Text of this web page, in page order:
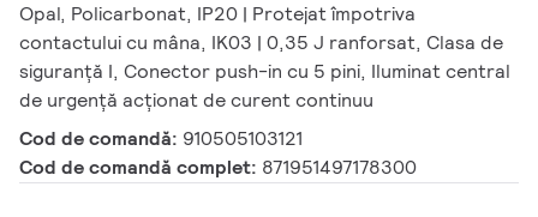
Opal, Policarbonat, IP20 | Protejat împotriva
contactului cu mâna, IK03 | 0,35 J ranforsat, Clasa de
siguranță I, Conector push-in cu 5 pini, Iluminat central
de urgență acționat de curent continuu
Cod de comandă: 910505103121
Cod de comandă complet: 871951497178300